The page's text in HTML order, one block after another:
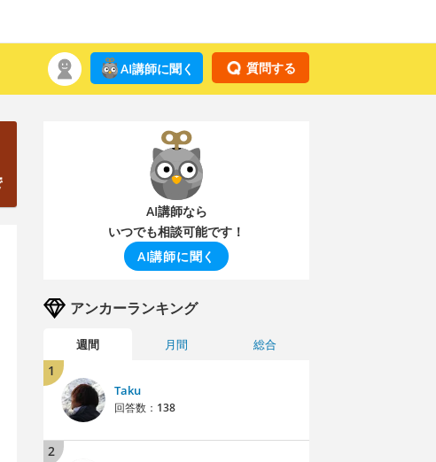
質問する
AI講師に聞く
AI講師なら
いつでも相談可能です！
AI講師に聞く
アンカーランキング
週間 月間 総合
1
Taku
回答数： 138
2